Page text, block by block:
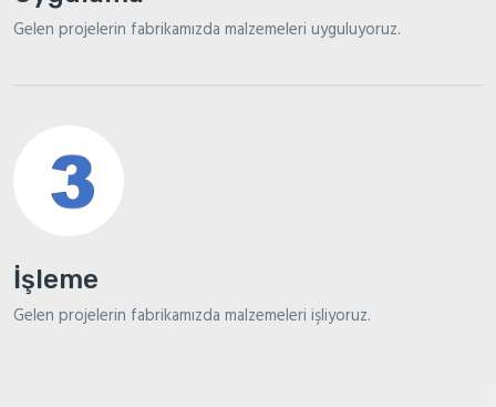
Gelen projelerin fabrikamızda malzemeleri uyguluyoruz.
İşleme
Gelen projelerin fabrikamızda malzemeleri işliyoruz.